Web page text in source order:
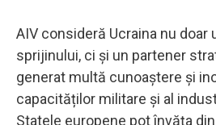
AIV consideră Ucraina nu doar
sprijinului, ci și un partener
generat multă cunoaștere și
capacităților militare și al
Statele europene pot învăța